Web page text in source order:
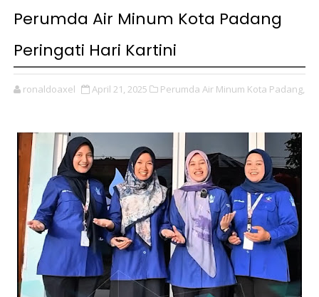
Perumda Air Minum Kota Padang
Peringati Hari Kartini
ronaldoaxel April 21, 2025 Perumda Air Minum Kota Padang,